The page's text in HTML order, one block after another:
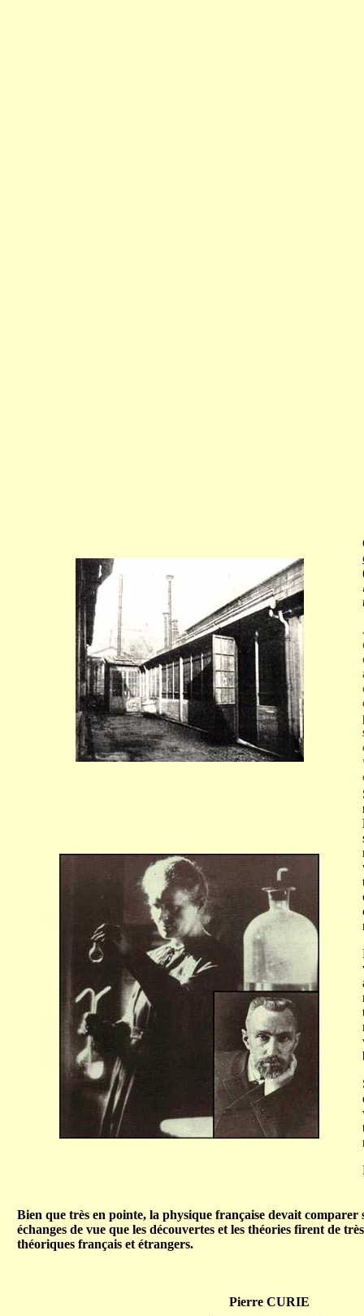
Bien que très en pointe, la physique française devait comparer
échanges de vue que les découvertes et les théories firent de
théoriques français et étrangers.
Pierre CURIE